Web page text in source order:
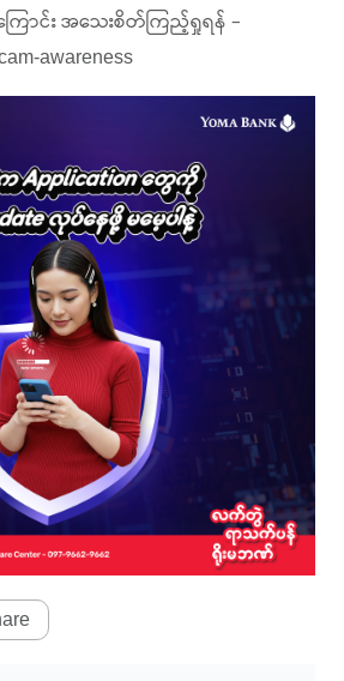
ကြောင်း အသေးစိတ်ကြည့်ရှုရန် –
awareness